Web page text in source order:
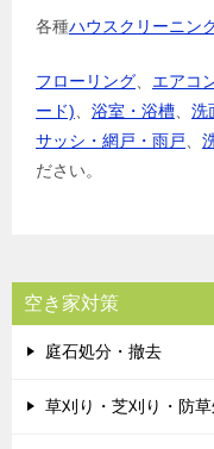
各種ハウスクリーニン
フローリング、 エアコ
ード)、 浴室・浴槽、 洗
サッシ・網戸・雨戸、
ださい。
空き家対策
庭石処分・撤去
草刈り・芝刈り・防